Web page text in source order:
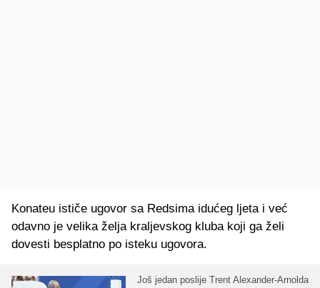
Konateu ističe ugovor sa Redsima idućeg ljeta i već
odavno je velika želja kraljevskog kluba koji ga želi
dovesti besplatno po isteku ugovora.
Još jedan poslije Trent Alexander-Arnolda